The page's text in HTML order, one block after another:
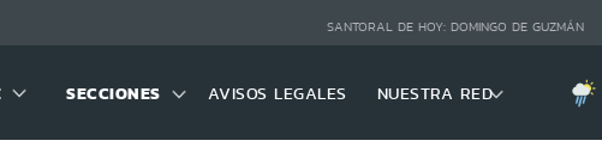
SANTORAL DE HOY: DOMINGO DE GUZMÁN
SECCIONES AVISOS LEGALES NUESTRA RED